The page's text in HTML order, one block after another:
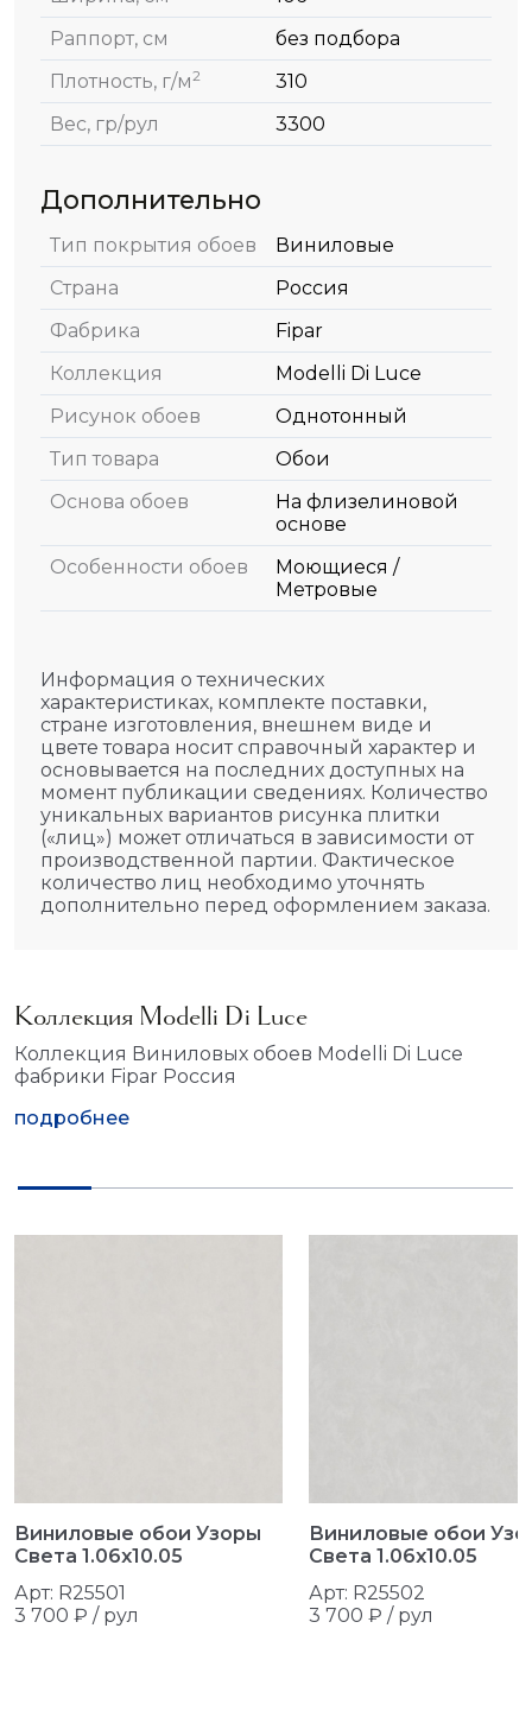
Раппорт, см
без подбора
Плотность, г/м2
310
Вес, гр/рул
3300
Дополнительно
Тип покрытия обоев
Виниловые
Страна
Россия
Фабрика
Fipar
Коллекция
Modelli Di Luce
Рисунок обоев
Однотонный
Тип товара
Обои
Основа обоев
На флизелиновой
основе
Особенности обоев
Моющиеся /
Метровые
Информация о технических
характеристиках, комплекте поставки,
стране изготовления, внешнем виде и
цвете товара носит справочный характер и
основывается на последних доступных на
момент публикации сведениях. Количество
уникальных вариантов рисунка плитки
(«лиц») может отличаться в зависимости от
производственной партии. Фактическое
количество лиц необходимо уточнять
дополнительно перед оформлением заказа.
Коллекция Modelli Di Luce
Коллекция Виниловых обоев Modelli Di Luce
фабрики Fipar Россия
подробнее
Виниловые обои Узоры
Света 1.06x10.05
Арт: R25501
3 700 ₽ / рул
Виниловые обои
Света 1.06x10.05
Арт: R25502
3 700 ₽ / рул